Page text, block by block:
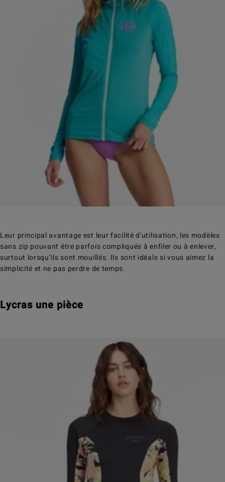
Leur principal avantage est leur facilité d'utilisation, les modèles
sans zip pouvant être parfois compliqués à enfiler ou à enlever,
surtout lorsqu’ils sont mouillés. Ils sont idéals si vous aimez la
simplicité et ne pas perdre de temps.
Lycras une pièce